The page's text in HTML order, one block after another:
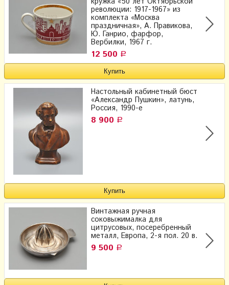
революции: 1917-1967» из
комплекта «Москва
праздничная», А. Правикова,
Ю. Ганрио, фарфор,
Вербилки, 1967 г.
12 500 Р
Настольный кабинетный бюст
«Александр Пушкин», латунь,
Россия, 1990-е
8 900 Р
Винтажная ручная
соковыжималка для
цитрусовых, посеребренный
металл, Европа, 2-я пол. 20 в.
9 500 Р